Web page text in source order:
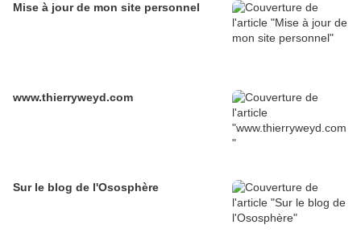
Mise à jour de mon site personnel
www.thierryweyd.com
Sur le blog de l'Ososphère